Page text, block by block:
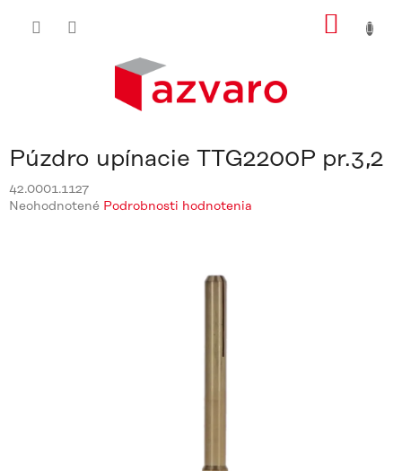
Púzdro upínacie TTG2200P pr.3,2
42.0001.1127
Priemerné
Neohodnotené Podrobnosti hodnotenia